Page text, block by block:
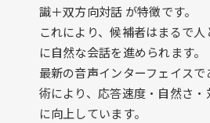
識＋双方向対話 が特徴です。
これにより、候補者はまるで
に自然な会話を進められます。
最新の音声インターフェイス
術により、応答速度・自然さ
に向上しています。